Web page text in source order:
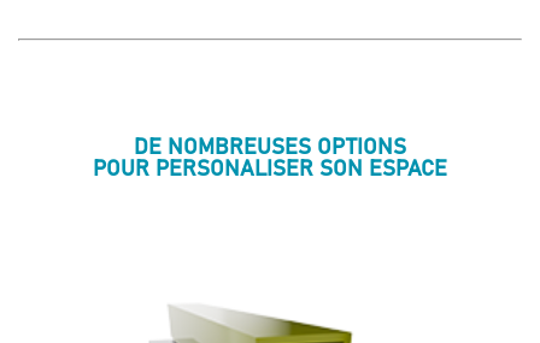
DE NOMBREUSES OPTIONS
POUR PERSONALISER SON ESPACE